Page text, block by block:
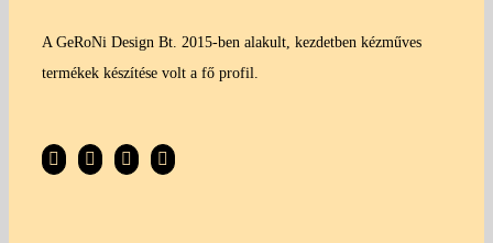
A GeRoNi Design Bt. 2015-ben alakult, kezdetben kézműves
termékek készítése volt a fő profil.